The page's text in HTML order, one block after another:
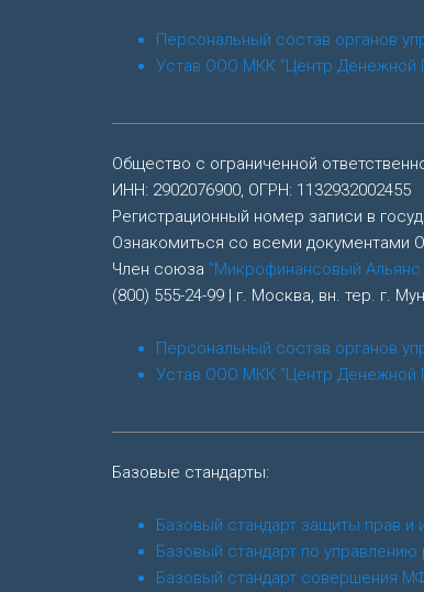
Персональный состав органов
Устав ООО МКК "Центр Денежной
Общество с ограниченной
ИНН: 2902076900, ОГРН: 1132932002455
Регистрационный номер записи в
Ознакомиться со всеми
Член союза "Микрофинансовый Альянс
(800) 555-24-99 | г. Москва, вн. тер. г.
Персональный состав органов
Устав ООО МКК "Центр
Базовые стандарты:
Базовый стандарт защиты прав и
Базовый стандарт по управлению
Базовый стандарт совершения